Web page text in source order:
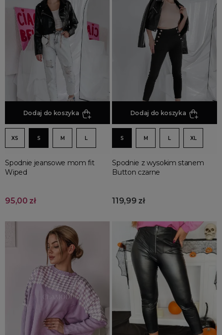
Letnie Uroczystości
Jesienne Uroczystości
Zimowe Uroczystości
HOT SALE
Produkty Tygodnia
Różowy Październik
Black Friday
Cyber Monday
Black Week
Wyprzedaż noworoczna
Dodaj do koszyka
XS S M L
Spodnie jeansowe mom fit
Wiped
95,00 zł
Dodaj do koszyka
S M L XL
Spodnie z wysokim stanem
Button czarne
119,99 zł